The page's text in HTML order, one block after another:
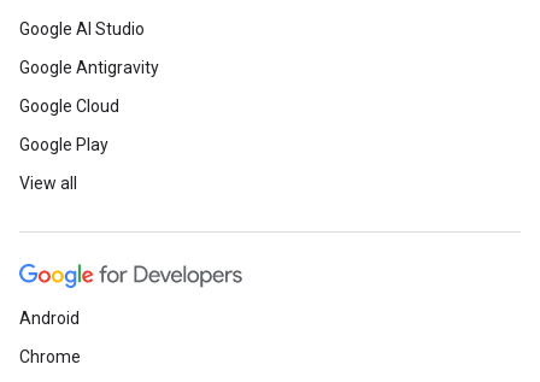
Google AI Studio
Google Antigravity
Google Cloud
Google Play
View all
Android
Chrome